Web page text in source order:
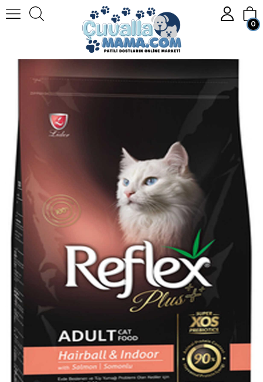
0
Kedi Mamaları Kuru Kedi Maması